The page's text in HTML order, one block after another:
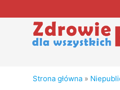
Strona główna »